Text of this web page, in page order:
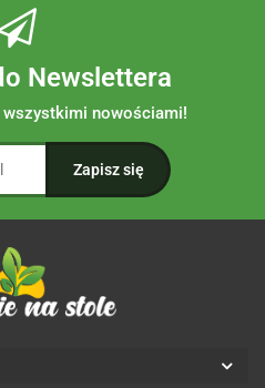
Newslettera
wszystkimi nowościami!